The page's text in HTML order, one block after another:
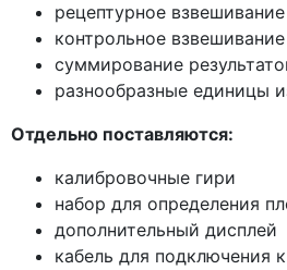
рецептурное взвешивание
контрольное взвешивание
суммирование
разнообразные единицы
Отдельно поставляются:
калибровочные гири
набор для определения
дополнительный дисплей
кабель для подключения